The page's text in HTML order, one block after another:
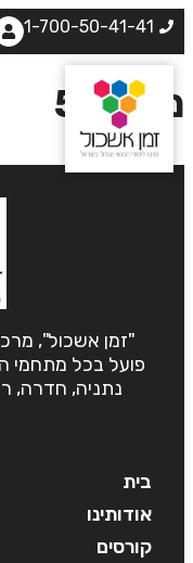
1-700-50-41-41
5
"זמן אשכול",
פועל בכל מתחמי
נתניה, חדרה,
בית
אודותינו
קורסים